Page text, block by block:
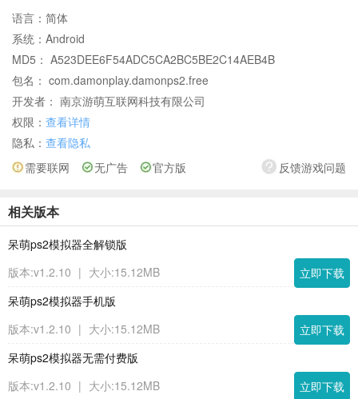
语言： 简体
系统： Android
MD5： A523DEE6F54ADC5CA2BC5BE2C14AEB4B
包名： com.damonplay.damonps2.free
开发者： 南京游萌互联网科技有限公司
权限： 查看详情
隐私： 查看隐私
反馈游戏问题
需要联网 无广告 官方版
相关版本
呆萌ps2模拟器全解锁版
版本:v1.2.10 | 大小:15.12MB
立即下载
呆萌ps2模拟器手机版
版本:v1.2.10 | 大小:15.12MB
立即下载
呆萌ps2模拟器无需付费版
版本:v1.2.10 | 大小:15.12MB 立即下载